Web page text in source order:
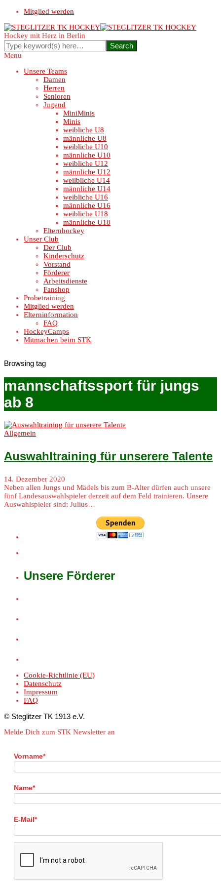
Mitglied werden
Hockey mit Herz in Berlin
Menu
Unsere Teams
Damen
Herren
Senioren
Jugend
MiniMinis
Minis
weibliche U8
männliche U8
weibliche U10
männliche U10
weibliche U12
männliche U12
weilbliche U14
männliche U14
weibliche U16
männliche U16
weibliche U18
männliche U18
Elternhockey
Unser Club
Der Club
Kinderschutz
Vorstand
Förderer
Arbeitsdienste
Fanshop
Probetraining
Mitglied werden
Elterninformation
FAQ
HockeyCamps
Mitmachen beim STK
Browsing tag
mannschaftssport für jungs
ab 8
Allgemein
Auswahltraining für unserere Talente
14. Dezember 2020
Neben allen Jungs und Mädels bis zum B-Alter dürfen auch unsere
fünf Landesauswahlspieler derzeit auf dem Feld trainieren. Unsere
Auswahlspieler sind: Julius…
Unsere Förderer
Cookie-Richtlinie (EU)
Datenschutz
Impressum
FAQ
© Steglitzer TK 1913 e.V.
Melde Dich zum STK Newsletter an
Vorname*
Name*
E-Mail*